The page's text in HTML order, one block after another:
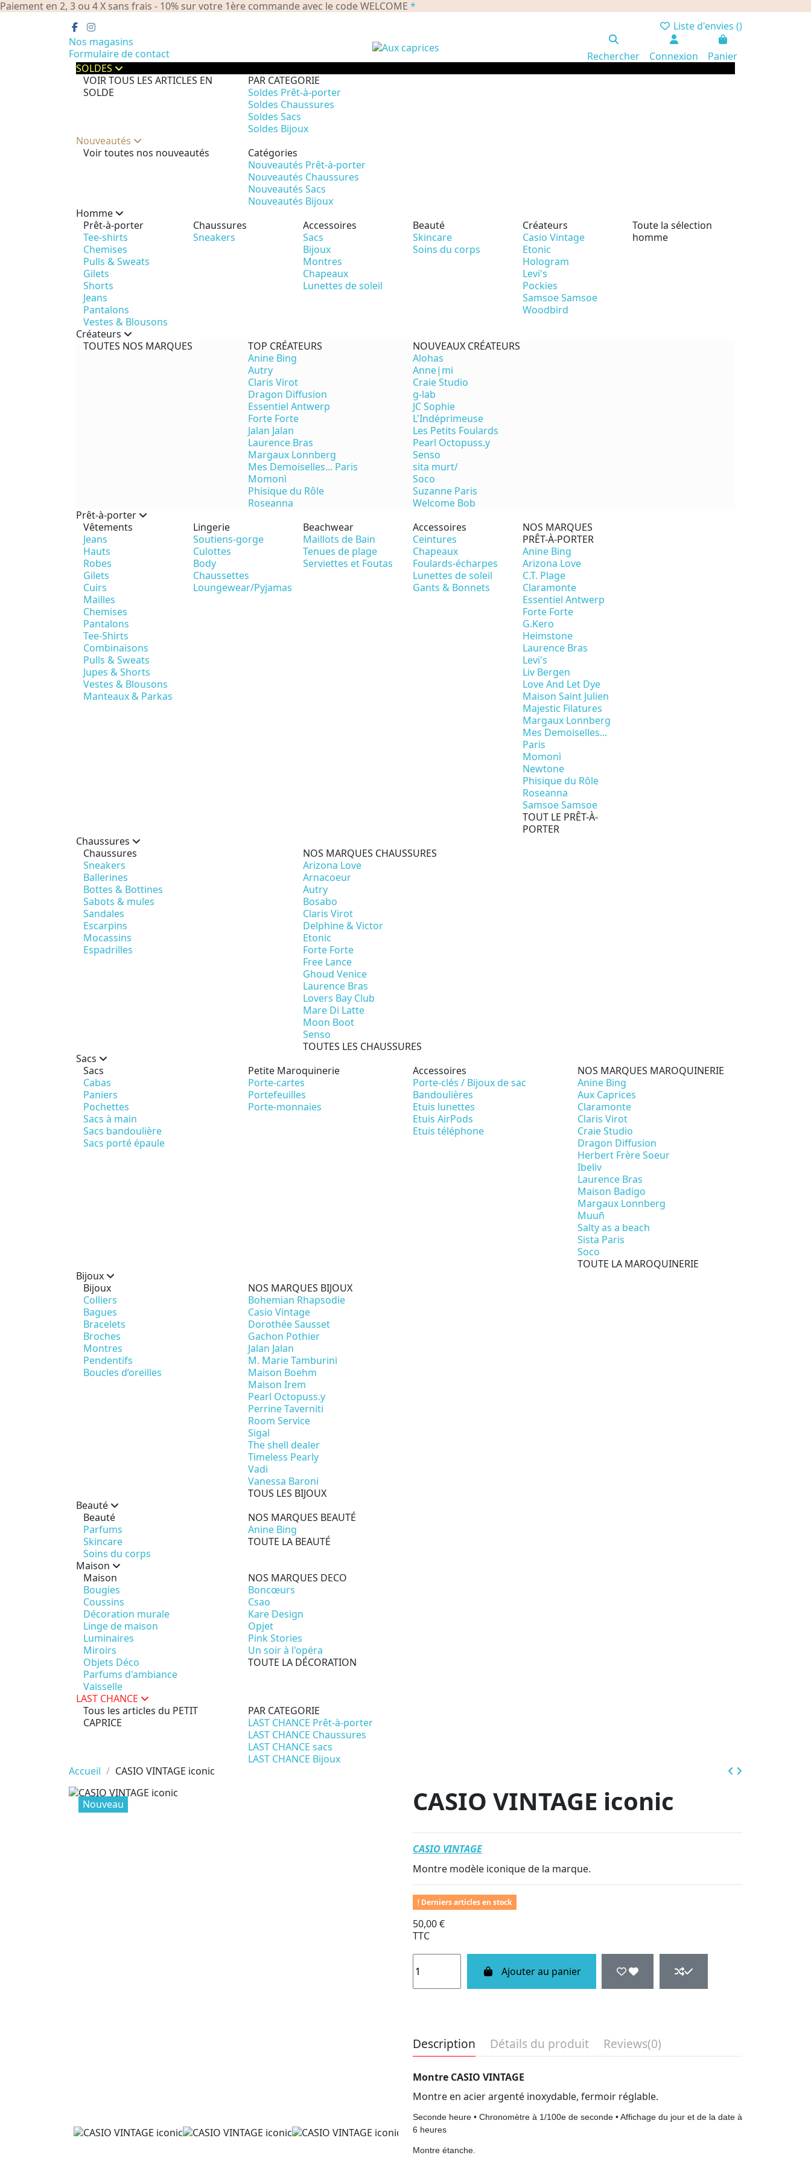
Paiement en 2, 3 ou 4 X sans frais - 10% sur votre 1ère commande avec le code WELCOME *
Liste d'envies ()
Nos magasins
Formulaire de contact
Rechercher Connexion
Panier
SOLDES
VOIR TOUS LES ARTICLES EN
SOLDE
PAR CATEGORIE
Soldes Prêt-à-porter
Soldes Chaussures
Soldes Sacs
Soldes Bijoux
Nouveautés
Voir toutes nos nouveautés
Catégories
Nouveautés Prêt-à-porter
Nouveautés Chaussures
Nouveautés Sacs
Nouveautés Bijoux
Homme
Prêt-à-porter
Tee-shirts
Chemises
Pulls & Sweats
Gilets
Shorts
Jeans
Pantalons
Vestes & Blousons
Chaussures
Sneakers
Accessoires
Sacs
Bijoux
Montres
Chapeaux
Lunettes de soleil
Beauté
Skincare
Soins du corps
Créateurs
Casio Vintage
Etonic
Hologram
Levi's
Pockies
Samsoe Samsoe
Woodbird
Toute la sélection
homme
Créateurs
TOUTES NOS MARQUES
TOP CRÉATEURS
Anine Bing
Autry
Claris Virot
Dragon Diffusion
Essentiel Antwerp
Forte Forte
Jalan Jalan
Laurence Bras
Margaux Lonnberg
Mes Demoiselles... Paris
Momonì
Phisique du Rôle
Roseanna
NOUVEAUX CRÉATEURS
Alohas
Anne|mi
Craie Studio
g-lab
JC Sophie
L'Indéprimeuse
Les Petits Foulards
Pearl Octopuss.y
Senso
sita murt/
Soco
Suzanne Paris
Welcome Bob
Prêt-à-porter
Vêtements
Jeans
Hauts
Robes
Gilets
Cuirs
Mailles
Chemises
Pantalons
Tee-Shirts
Combinaisons
Pulls & Sweats
Jupes & Shorts
Vestes & Blousons
Manteaux & Parkas
Lingerie
Soutiens-gorge
Culottes
Body
Chaussettes
Loungewear/Pyjamas
Beachwear
Maillots de Bain
Tenues de plage
Serviettes et Foutas
Accessoires
Ceintures
Chapeaux
Foulards-écharpes
Lunettes de soleil
Gants & Bonnets
NOS MARQUES
PRÊT-À-PORTER
Anine Bing
Arizona Love
C.T. Plage
Claramonte
Essentiel Antwerp
Forte Forte
G.Kero
Heimstone
Laurence Bras
Levi's
Liv Bergen
Love And Let Dye
Maison Saint Julien
Majestic Filatures
Margaux Lonnberg
Mes Demoiselles...
Paris
Momonì
Newtone
Phisique du Rôle
Roseanna
Samsoe Samsoe
TOUT LE PRÊT-À-
PORTER
Chaussures
Chaussures
Sneakers
Ballerines
Bottes & Bottines
Sabots & mules
Sandales
Escarpins
Mocassins
Espadrilles
NOS MARQUES CHAUSSURES
Arizona Love
Arnacoeur
Autry
Bosabo
Claris Virot
Delphine & Victor
Etonic
Forte Forte
Free Lance
Ghoud Venice
Laurence Bras
Lovers Bay Club
Mare Di Latte
Moon Boot
Senso
TOUTES LES CHAUSSURES
Sacs
Sacs
Cabas
Paniers
Pochettes
Sacs à main
Sacs bandoulière
Sacs porté épaule
Petite Maroquinerie
Porte-cartes
Portefeuilles
Porte-monnaies
Accessoires
Porte-clés / Bijoux de sac
Bandoulières
Etuis lunettes
Etuis AirPods
Etuis téléphone
NOS MARQUES MAROQUINERIE
Anine Bing
Aux Caprices
Claramonte
Claris Virot
Craie Studio
Dragon Diffusion
Herbert Frère Soeur
Ibeliv
Laurence Bras
Maison Badigo
Margaux Lonnberg
Muuñ
Salty as a beach
Sista Paris
Soco
TOUTE LA MAROQUINERIE
Bijoux
Bijoux
Colliers
Bagues
Bracelets
Broches
Montres
Pendentifs
Boucles d’oreilles
NOS MARQUES BIJOUX
Bohemian Rhapsodie
Casio Vintage
Dorothée Sausset
Gachon Pothier
Jalan Jalan
M. Marie Tamburini
Maison Boehm
Maison Irem
Pearl Octopuss.y
Perrine Taverniti
Room Service
Sigal
The shell dealer
Timeless Pearly
Vadi
Vanessa Baroni
TOUS LES BIJOUX
Beauté
Beauté
Parfums
Skincare
Soins du corps
NOS MARQUES BEAUTÉ
Anine Bing
TOUTE LA BEAUTÉ
Maison
Maison
Bougies
Coussins
Décoration murale
Linge de maison
Luminaires
Miroirs
Objets Déco
Parfums d'ambiance
Vaisselle
NOS MARQUES DECO
Boncœurs
Csao
Kare Design
Opjet
Pink Stories
Un soir à l'opéra
TOUTE LA DÉCORATION
LAST CHANCE
Tous les articles du PETIT
CAPRICE
PAR CATEGORIE
LAST CHANCE Prêt-à-porter
LAST CHANCE Chaussures
LAST CHANCE sacs
LAST CHANCE Bijoux
Accueil
CASIO VINTAGE iconic
Nouveau CASIO VINTAGE iconic
CASIO VINTAGE
Montre modèle iconique de la marque.
Derniers articles en stock
50,00 €
TTC
Ajouter au panier
Description Détails du produit Reviews(0)
Montre CASIO VINTAGE
Montre en acier argenté inoxydable, fermoir réglable.
Seconde heure • Chronomètre à 1/100e de seconde • Affichage du jour et de la date à
6 heures
Montre étanche.